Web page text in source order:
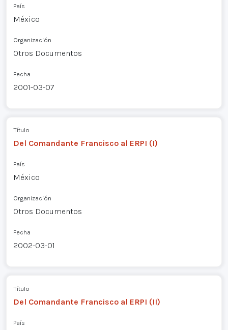
País
México
Organización
Otros Documentos
Fecha
2001-03-07
Título
Del Comandante Francisco al ERPI (I)
País
México
Organización
Otros Documentos
Fecha
2002-03-01
Título
Del Comandante Francisco al ERPI (II)
País